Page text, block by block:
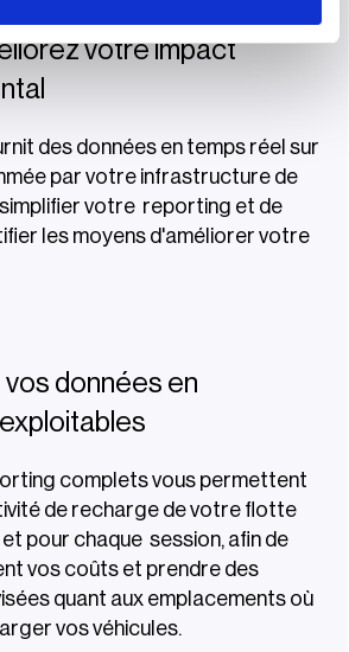
votre impact
des données en temps réel sur
par votre infrastructure de
votre reporting et de
les moyens d'améliorer votre
données en
complets vous permettent
de recharge de votre flotte
pour chaque session, afin de
vos coûts et prendre des
quant aux emplacements où
vos véhicules.